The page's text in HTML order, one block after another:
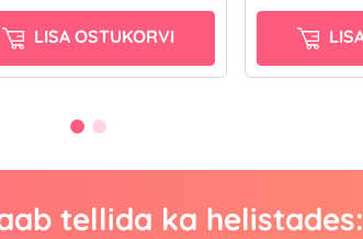
LISA OSTUKORVI
tellida ka helistades: